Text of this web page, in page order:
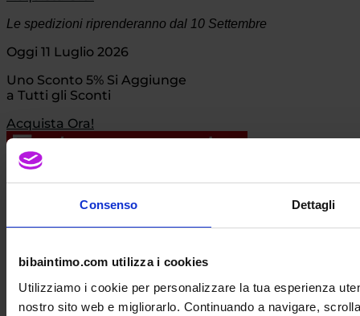
Consenso Dettagli
bibaintimo.com utilizza i cookies
Utilizziamo i cookie per personalizzare la tua esperienza
nostro sito web e migliorarlo. Continuando a navigare,
Le spedizioni riprenderanno dal 10 Settembre
Oggi 11 Luglio 2026
Uno Sconto 5% Si Aggiunge
a Tutti gli Sconti
Acquista Ora!
Aggiungiamo il 5%
a tutti gli Sconti!